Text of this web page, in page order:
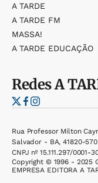
A TARDE
A TARDE FM
MASSA!
A TARDE EDUCAÇÃO
RedesA
Rua Professor Milton
Salvador - BA, 41820-570
CNPJ nº 15.111.297/0001-
Copyright © 1996 - 2025
EMPRESA EDITORA A